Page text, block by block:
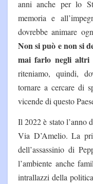
anni anche per lo
memoria e
dovrebbe animare
Non si può e non si
mai farlo negli
riteniamo, quindi,
tornare a cercare di
vicende di questo
Il 2022 è stato l’anno
Via D’Amelio. La
dell’assassinio di
l’ambiente anche
intrallazzi della